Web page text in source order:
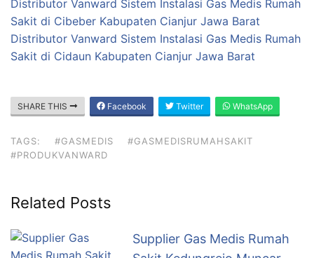
Distributor Vanward Sistem Instalasi Gas Medis Rumah
Sakit di Cibeber Kabupaten Cianjur Jawa Barat
Distributor Vanward Sistem Instalasi Gas Medis Rumah
Sakit di Cidaun Kabupaten Cianjur Jawa Barat
SHARE THIS Facebook Twitter WhatsApp
TAGS: #GASMEDIS
#GASMEDISRUMAHSAKIT
#PRODUKVANWARD
Related Posts
Supplier Gas Medis Rumah